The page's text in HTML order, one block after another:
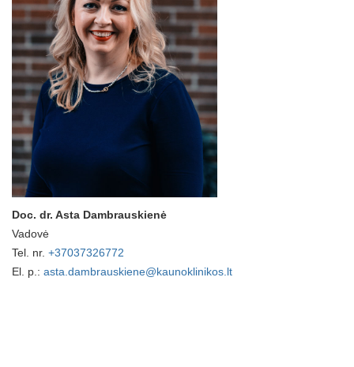
Doc. dr. Asta Dambrauskienė
Vadovė
Tel. nr. +37037326772
El. p.: asta.dambrauskiene@kaunoklinikos.lt